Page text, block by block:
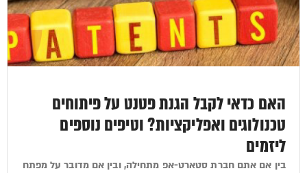
האם כדאי לקבל הגנת פטנט על פיתוחים
טכנולוגים ואפליקציות? וטיפים נוספים
ליזמים
בין אם אתם חברת סטארט-אפ מתחילה, ובין אם מדובר על מפתח